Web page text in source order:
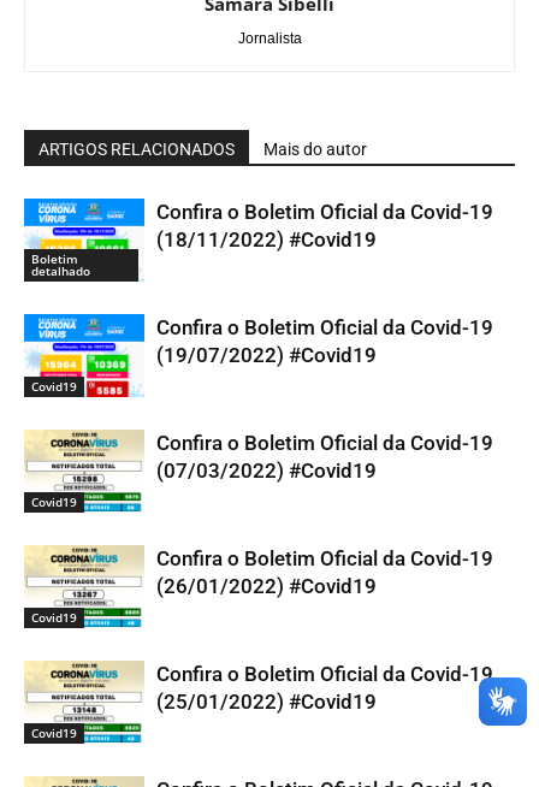
Jornalista
ARTIGOS RELACIONADOS Mais do autor
Boletim
detalhado
Confira o Boletim Oficial da Covid-19
(18/11/2022) #Covid19
Covid19
Confira o Boletim Oficial da Covid-19
(19/07/2022) #Covid19
Covid19
Confira o Boletim Oficial da Covid-19
(07/03/2022) #Covid19
Covid19
Confira o Boletim Oficial da Covid-19
(26/01/2022) #Covid19
Covid19
Confira o Boletim Oficial da Covid-19
(25/01/2022) #Covid19